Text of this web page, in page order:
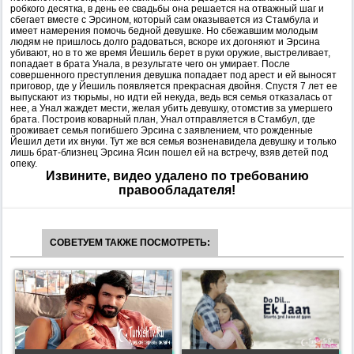
робкого десятка, в день ее свадьбы она решается на отважный шаг и
сбегает вместе с Эрсином, который сам оказывается из Стамбула и
имеет намерения помочь бедной девушке. Но сбежавшим молодым
людям не пришлось долго радоваться, вскоре их догоняют и Эрсина
убивают, но в то же время Йешиль берет в руки оружие, выстреливает,
попадает в брата Унала, в результате чего он умирает. После
совершенного преступления девушка попадает под арест и ей выносят
приговор, где у Йешиль появляется прекрасная двойня. Спустя 7 лет ее
выпускают из тюрьмы, но идти ей некуда, ведь вся семья отказалась от
нее, а Унал жаждет мести, желая убить девушку, отомстив за умершего
брата. Построив коварный план, Унал отправляется в Стамбул, где
проживает семья погибшего Эрсина с заявлением, что рожденные
Йешил дети их внуки. Тут же вся семья возненавидела девушку и только
лишь брат-близнец Эрсина Ясин пошел ей на встречу, взяв детей под
опеку.
Извините, видео удалено по требованию
правообладателя!
СОВЕТУЕМ ТАКЖЕ ПОСМОТРЕТЬ: